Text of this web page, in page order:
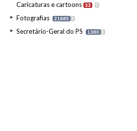
Caricaturas e cartoons 33 I
Fotografias 21885 I
Secretário-Geral do PS 1380 I